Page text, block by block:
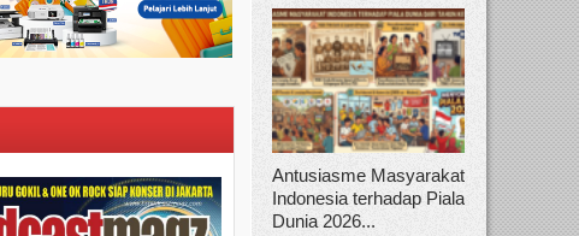
Antusiasme Masyarakat
Indonesia terhadap Piala
Dunia 2026...